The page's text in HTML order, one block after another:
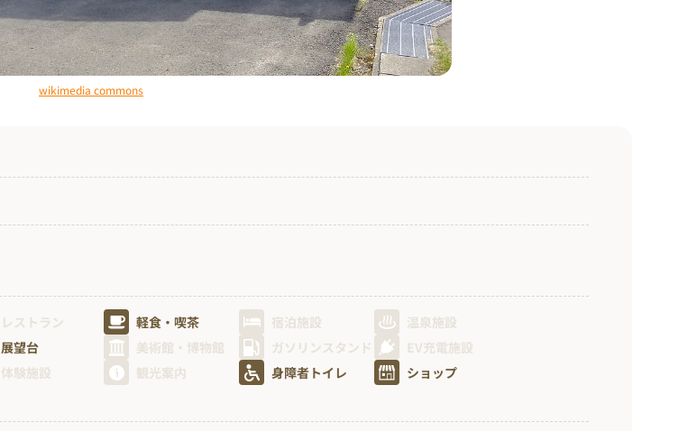
wikimedia commons
レストラン 軽食・喫茶 宿泊施設
温泉施設
展望台 美術館・博物館 ガソリンスタンド
EV充電施設
体験施設 観光案内 身障者トイレ
ショップ